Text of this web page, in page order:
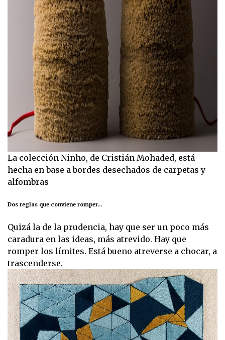
La colección Ninho, de Cristián Mohaded, está
hecha en base a bordes desechados de carpetas y
alfombras
Dos reglas que conviene romper...
Quizá la de la prudencia, hay que ser un poco más
caradura en las ideas, más atrevido. Hay que
romper los límites. Está bueno atreverse a chocar, a
trascenderse.